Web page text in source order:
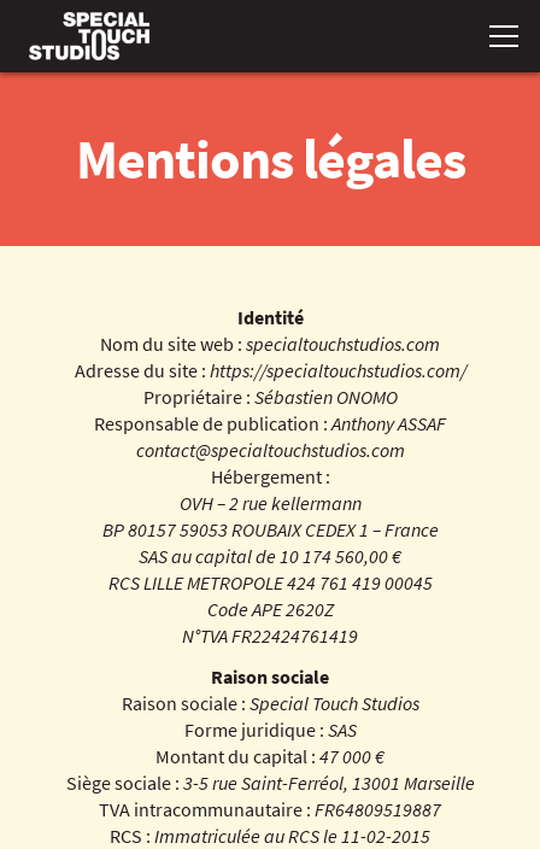
Mentions légales
Identité
Nom du site web : specialtouchstudios.com
Adresse du site : https://specialtouchstudios.com/
Propriétaire : Sébastien ONOMO
Responsable de publication :Anthony ASSAF
contact@specialtouchstudios.com
Hébergement :
OVH – 2 rue kellermann
BP 80157 59053 ROUBAIX CEDEX 1 – France
SAS au capital de 10 174 560,00 €
RCS LILLE METROPOLE 424 761 419 00045
Code APE 2620Z
N°TVA FR22424761419
Raison sociale
Raison sociale : Special Touch Studios
Forme juridique : SAS
Montant du capital : 47 000 €
Siège sociale : 3-5 rue Saint-Ferréol, 13001 Marseille
TVA intracommunautaire : FR64809519887
RCS : Immatriculée au RCS le 11-02-2015